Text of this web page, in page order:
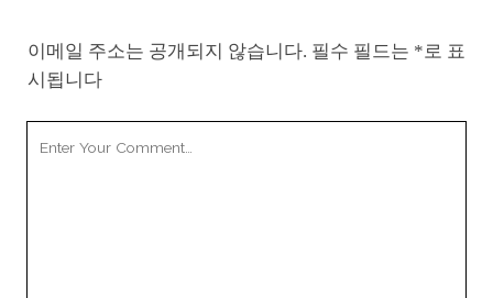
이메일 주소는 공개되지 않습니다. 필수 필드는 *로 표
시됩니다